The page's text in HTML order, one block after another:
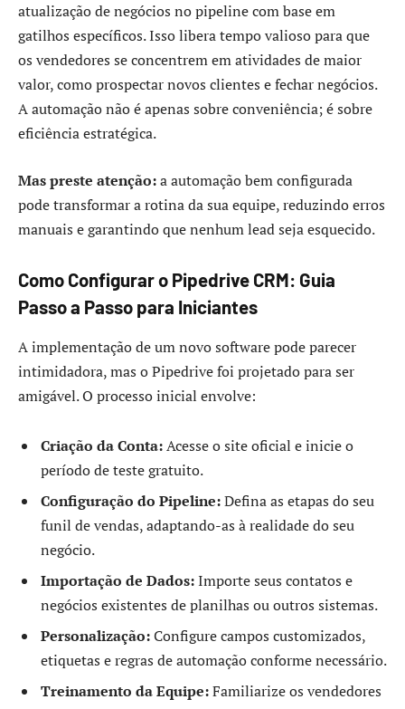
atualização de negócios no pipeline com base em
gatilhos específicos. Isso libera tempo valioso para que
os vendedores se concentrem em atividades de maior
valor, como prospectar novos clientes e fechar negócios.
A automação não é apenas sobre conveniência; é sobre
eficiência estratégica.
Mas preste atenção:a automação bem configurada
pode transformar a rotina da sua equipe, reduzindo erros
manuais e garantindo que nenhum lead seja esquecido.
Como Configurar o Pipedrive CRM: Guia
Passo a Passo para Iniciantes
A implementação de um novo software pode parecer
intimidadora, mas o Pipedrive foi projetado para ser
amigável. O processo inicial envolve:
Criação da Conta:Acesse o site oficial e inicie o
período de teste gratuito.
Configuração do Pipeline:Defina as etapas do seu
funil de vendas, adaptando-as à realidade do seu
negócio.
Importação de Dados:Importe seus contatos e
negócios existentes de planilhas ou outros sistemas.
Personalização:Configure campos customizados,
etiquetas e regras de automação conforme necessário.
Treinamento da Equipe:Familiarize os vendedores